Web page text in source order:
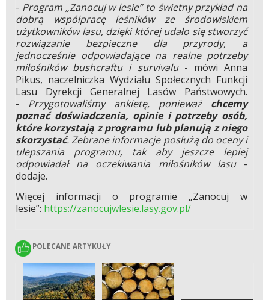
- Program „Zanocuj w lesie” to świetny przykład na
dobrą współpracę leśników ze środowiskiem
użytkowników lasu, dzięki której udało się stworzyć
rozwiązanie bezpieczne dla przyrody, a
jednocześnie odpowiadające na realne potrzeby
miłośników bushcraftu i survivalu- mówi Anna
Pikus, naczelniczka Wydziału Społecznych Funkcji
Lasu Dyrekcji Generalnej Lasów Państwowych.
- Przygotowaliśmy ankietę, ponieważ chcemy
poznać doświadczenia, opinie i potrzeby osób,
które korzystają z programu lub planują z niego
skorzystać. Zebrane informacje posłużą do oceny i
ulepszania programu, tak aby jeszcze lepiej
odpowiadał na oczekiwania miłośników lasu-
dodaje.
Więcej informacji o programie „Zanocuj w
lesie”: https://zanocujwlesie.lasy.gov.pl/
POLECANE ARTYKUŁY
POLECANE ARTYKUŁY